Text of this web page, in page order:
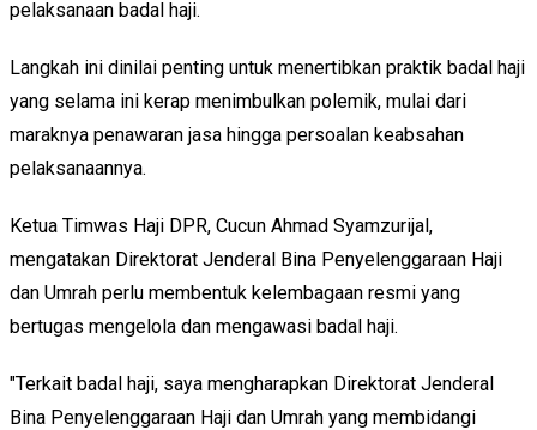
pelaksanaan badal haji.
Langkah ini dinilai penting untuk menertibkan praktik badal haji
yang selama ini kerap menimbulkan polemik, mulai dari
maraknya penawaran jasa hingga persoalan keabsahan
pelaksanaannya.
Ketua Timwas Haji DPR, Cucun Ahmad Syamzurijal,
mengatakan Direktorat Jenderal Bina Penyelenggaraan Haji
dan Umrah perlu membentuk kelembagaan resmi yang
bertugas mengelola dan mengawasi badal haji.
"Terkait badal haji, saya mengharapkan Direktorat Jenderal
Bina Penyelenggaraan Haji dan Umrah yang membidangi